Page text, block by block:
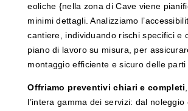
eoliche {nella zona di Cave viene
minimi dettagli. Analizziamo
cantiere, individuando rischi specifici e
piano di lavoro su misura, per
montaggio efficiente e sicuro delle
Offriamo preventivi chiari e completi
l’intera gamma dei servizi: dal noleggio